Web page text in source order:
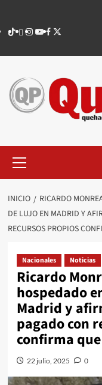
contenido
TikTok
threads
Instagram
Youtube
Facebook
X
principal
INICIO
RICARDO
DE LUJO EN MADRID Y
RECURSOS PROPIOS
Nacionales Noticias
Ricardo
hospedado
Madrid y
pagado con
confirma
22 julio, 2025 0